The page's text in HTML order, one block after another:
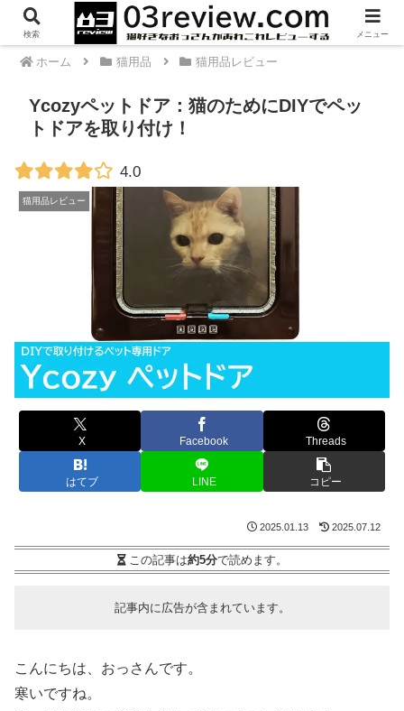
PR
ホーム 猫用品 猫用品レビュー
Ycozyペットドア：猫のためにDIYでペッ
トドアを取り付け！
4.0
猫用品レビュー
X Facebook Threads
はてブ LINE コピー
2025.01.13 2025.07.12
この記事は約5分で読めます。
記事内に広告が含まれています。
こんにちは、おっさんです。
寒いですね。
検索 メニュー